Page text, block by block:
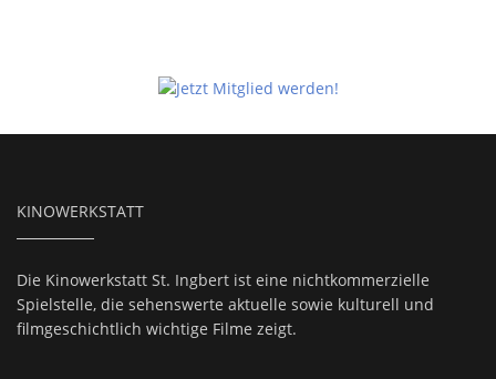
KINOWERKSTATT
Die Kinowerkstatt St. Ingbert ist eine nichtkommerzielle
Spielstelle, die sehenswerte aktuelle sowie kulturell und
filmgeschichtlich wichtige Filme zeigt.